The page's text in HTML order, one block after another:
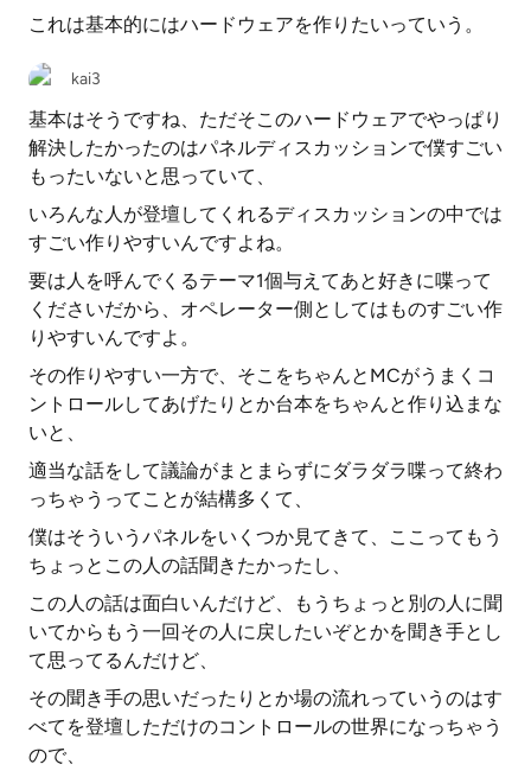
これは基本的にはハードウェアを作りたいっていう。
kai3
基本はそうですね、ただそこのハードウェアでやっぱり
解決したかったのはパネルディスカッションで僕すごい
もったいないと思っていて、
いろんな人が登壇してくれるディスカッションの中では
すごい作りやすいんですよね。
要は人を呼んでくるテーマ1個与えてあと好きに喋って
くださいだから、オペレーター側としてはものすごい作
りやすいんですよ。
その作りやすい一方で、そこをちゃんとMCがうまくコ
ントロールしてあげたりとか台本をちゃんと作り込まな
いと、
適当な話をして議論がまとまらずにダラダラ喋って終わ
っちゃうってことが結構多くて、
僕はそういうパネルをいくつか見てきて、ここってもう
ちょっとこの人の話聞きたかったし、
この人の話は面白いんだけど、もうちょっと別の人に聞
いてからもう一回その人に戻したいぞとかを聞き手とし
て思ってるんだけど、
その聞き手の思いだったりとか場の流れっていうのはす
べてを登壇しただけのコントロールの世界になっちゃう
ので、